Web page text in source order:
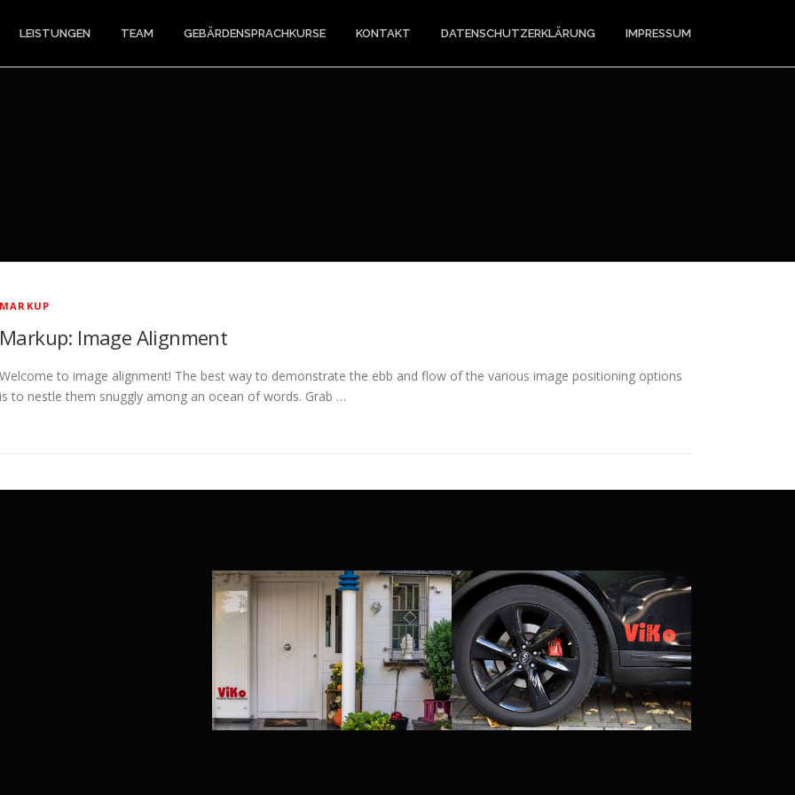
LEISTUNGEN TEAM GEBÄRDENSPRACHKURSE KONTAKT DATENSCHUTZERKLÄRUNG IMPRESSUM
MARKUP
Markup: Image Alignment
Welcome to image alignment! The best way to demonstrate the ebb and flow of the various image positioning options
is to nestle them snuggly among an ocean of words. Grab …